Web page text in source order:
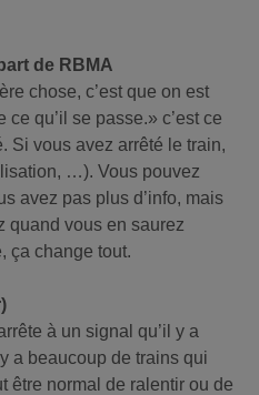
de RBMA
chose, c’est que on est
qu’il se passe.» c’est ce
Si vous avez arrêté le train,
…). Vous pouvez
avez pas plus d’info, mais
quand vous en saurez
ça change tout.
à un signal qu’il y a
a beaucoup de trains qui
être normal de ralentir ou de